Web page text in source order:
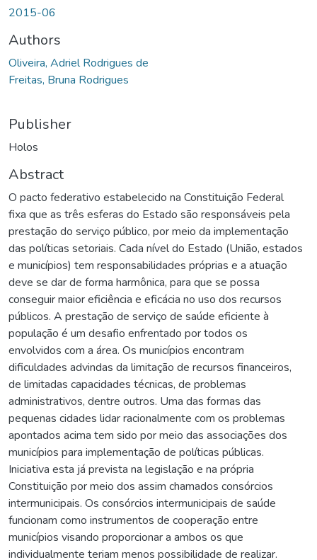
2015-06
Authors
Oliveira, Adriel Rodrigues de
Freitas, Bruna Rodrigues
Publisher
Holos
Abstract
O pacto federativo estabelecido na Constituição Federal
fixa que as três esferas do Estado são responsáveis pela
prestação do serviço público, por meio da implementação
das políticas setoriais. Cada nível do Estado (União, estados
e municípios) tem responsabilidades próprias e a atuação
deve se dar de forma harmônica, para que se possa
conseguir maior eficiência e eficácia no uso dos recursos
públicos. A prestação de serviço de saúde eficiente à
população é um desafio enfrentado por todos os
envolvidos com a área. Os municípios encontram
dificuldades advindas da limitação de recursos financeiros,
de limitadas capacidades técnicas, de problemas
administrativos, dentre outros. Uma das formas das
pequenas cidades lidar racionalmente com os problemas
apontados acima tem sido por meio das associações dos
municípios para implementação de políticas públicas.
Iniciativa esta já prevista na legislação e na própria
Constituição por meio dos assim chamados consórcios
intermunicipais. Os consórcios intermunicipais de saúde
funcionam como instrumentos de cooperação entre
municípios visando proporcionar a ambos os que
individualmente teriam menos possibilidade de realizar.